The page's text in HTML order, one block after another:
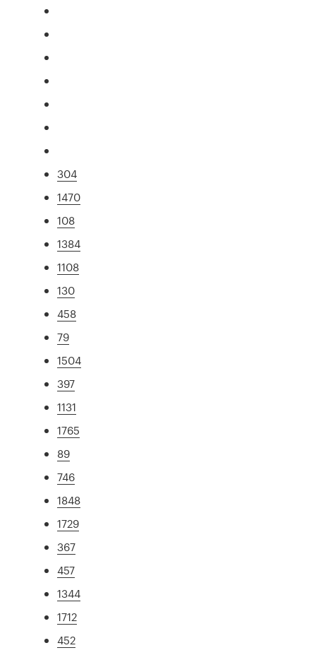
304
1470
108
1384
1108
130
458
79
1504
397
1131
1765
89
746
1848
1729
367
457
1344
1712
452